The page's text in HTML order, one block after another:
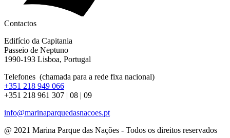
Contactos
Edifício da Capitania
Passeio de Neptuno
1990-193 Lisboa, Portugal
Telefones (chamada para a rede fixa nacional)
+351 218 949 066
+351 218 961 307 | 08 | 09
info@marinaparquedasnacoes.pt
@ 2021 Marina Parque das Nações - Todos os direitos reservados